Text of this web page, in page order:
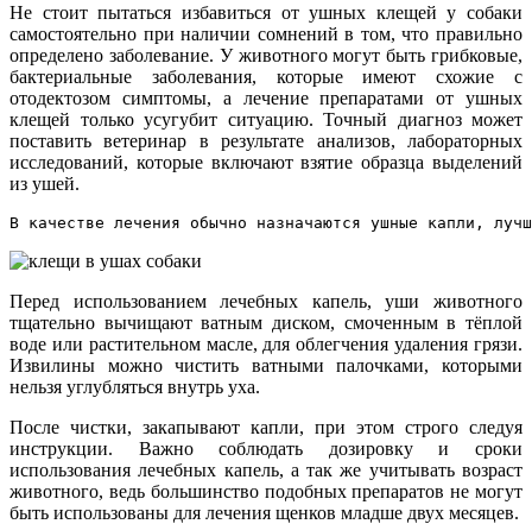
Не стоит пытаться избавиться от ушных клещей у собаки
самостоятельно при наличии сомнений в том, что правильно
определено заболевание. У животного могут быть грибковые,
бактериальные заболевания, которые имеют схожие с
отодектозом симптомы, а лечение препаратами от ушных
клещей только усугубит ситуацию. Точный диагноз может
поставить ветеринар в результате анализов, лабораторных
исследований, которые включают взятие образца выделений
из ушей.
В качестве лечения обычно назначаются ушные капли,
Перед использованием лечебных капель, уши животного
тщательно вычищают ватным диском, смоченным в тёплой
воде или растительном масле, для облегчения удаления грязи.
Извилины можно чистить ватными палочками, которыми
нельзя углубляться внутрь уха.
После чистки, закапывают капли, при этом строго следуя
инструкции. Важно соблюдать дозировку и сроки
использования лечебных капель, а так же учитывать возраст
животного, ведь большинство подобных препаратов не могут
быть использованы для лечения щенков младше двух месяцев.